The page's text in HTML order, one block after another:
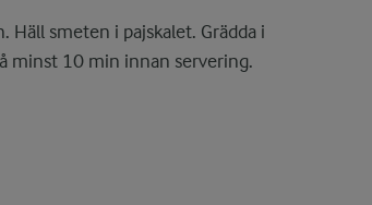
Häll smeten i pajskalet. Grädda i
minst 10 min innan servering.